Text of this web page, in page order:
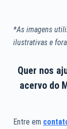
*As imagens
ilustrativas e
Quer nos
acervo do
Entre em